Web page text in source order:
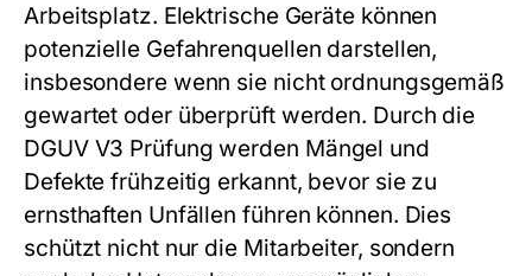
Arbeitsplatz. Elektrische Geräte können
potenzielle Gefahrenquellen darstellen,
insbesondere wenn sie nicht ordnungsgemäß
gewartet oder überprüft werden. Durch die
DGUV V3 Prüfung werden Mängel und
Defekte frühzeitig erkannt, bevor sie zu
ernsthaften Unfällen führen können. Dies
schützt nicht nur die Mitarbeiter, sondern